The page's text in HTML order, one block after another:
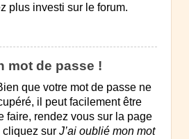
plus investi sur le forum.
mot de passe !
que votre mot de passe ne
il peut facilement être
faire, rendez vous sur la page
sur J’ai oublié mon mot